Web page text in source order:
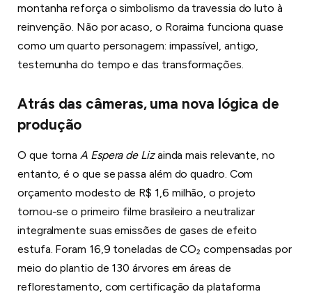
montanha reforça o simbolismo da travessia do luto à
reinvenção. Não por acaso, o Roraima funciona quase
como um quarto personagem: impassível, antigo,
testemunha do tempo e das transformações.
Atrás das câmeras, uma nova lógica de
produção
O que tornaA Espera de Lizainda mais relevante, no
entanto, é o que se passa além do quadro. Com
orçamento modesto de R$ 1,6 milhão, o projeto
tornou-se o primeiro filme brasileiro a neutralizar
integralmente suas emissões de gases de efeito
estufa. Foram 16,9 toneladas de CO₂ compensadas por
meio do plantio de 130 árvores em áreas de
reflorestamento, com certificação da plataforma